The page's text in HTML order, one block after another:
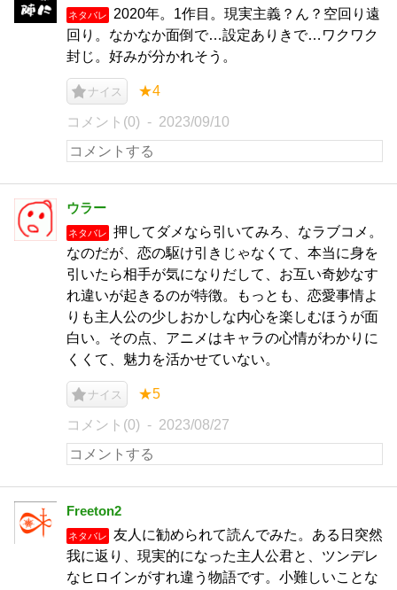
ネタバレ
2020年。1作目。現実主義？ん？空回り遠
回り。なかなか面倒で…設定ありきで…ワクワク
封じ。好みが分かれそう。
ナイス ★4
コメント(0) 2023/09/10
ウラー
ネタバレ
押してダメなら引いてみろ、なラブコメ。
なのだが、恋の駆け引きじゃなくて、本当に身を
引いたら相手が気になりだして、お互い奇妙なす
れ違いが起きるのが特徴。もっとも、恋愛事情よ
りも主人公の少しおかしな内心を楽しむほうが面
白い。その点、アニメはキャラの心情がわかりに
くくて、魅力を活かせていない。
ナイス ★5
コメント(0) 2023/08/27
Freeton2
ネタバレ
友人に勧められて読んでみた。ある日突然
我に返り、現実的になった主人公君と、ツンデレ
なヒロインがすれ違う物語です。小難しいことな